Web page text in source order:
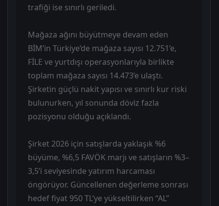
trafiği ise sınırlı geriledi.
Mağaza ağını büyütmeye devam eden
BİM’in Türkiye’de mağaza sayısı 12.751’e,
FİLE ve yurtdışı operasyonlarıyla birlikte
toplam mağaza sayısı 14.473’e ulaştı.
Şirketin güçlü nakit yapısı ve sınırlı kur riski
bulunurken, yıl sonunda döviz fazla
pozisyonu olduğu açıklandı.
Şirket 2026 için satışlarda yaklaşık %6
büyüme, %6,5 FAVÖK marjı ve satışların %3–
3,5’i seviyesinde yatırım harcaması
öngörüyor. Güncellenen değerleme sonrası
hedef fiyat 950 TL’ye yükseltilirken “AL”